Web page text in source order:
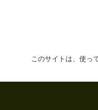
このサイトは、使っ